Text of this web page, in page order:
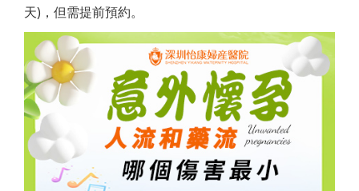
天)，但需提前預約。